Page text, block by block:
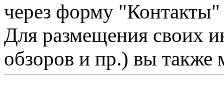
через форму "Контакты"
Для размещения своих
обзоров и пр.) вы также